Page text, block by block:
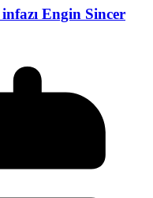
Engin Sincer